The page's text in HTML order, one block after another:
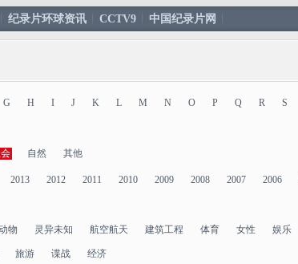
纪录片环球资讯 CCTV9 中国纪录片网
G H I J K L M N O P Q R S
自然 其他
2013 2012 2011 2010 2009 2008 2007 2006
物 灵异未知 航空航天 建筑工程 体育 女性 娱乐
旅游 谍战 经济